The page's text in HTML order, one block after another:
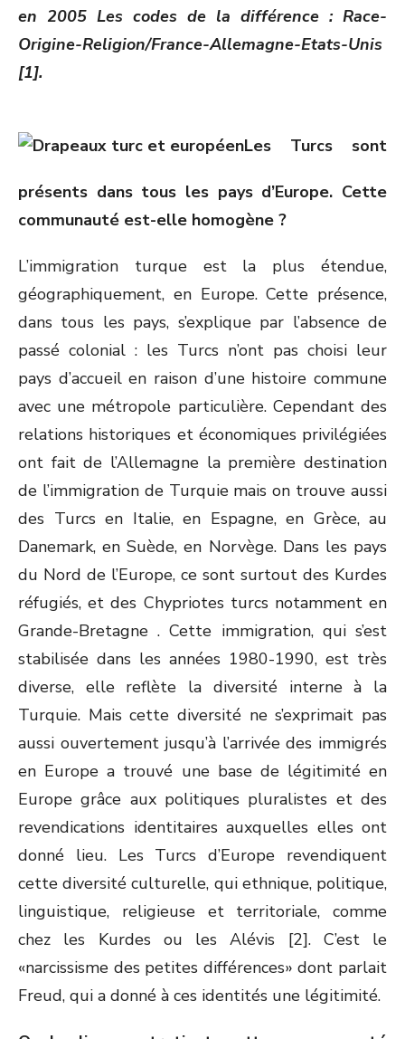
en 2005 Les codes de la différence : Race-
Origine-Religion/France-Allemagne-Etats-Unis
[1].
Les Turcs sont
présents dans tous les pays d’Europe. Cette
communauté est-elle homogène ?
L’immigration turque est la plus étendue,
géographiquement, en Europe. Cette présence,
dans tous les pays, s’explique par l’absence de
passé colonial : les Turcs n’ont pas choisi leur
pays d’accueil en raison d’une histoire commune
avec une métropole particulière. Cependant des
relations historiques et économiques privilégiées
ont fait de l’Allemagne la première destination
de l’immigration de Turquie mais on trouve aussi
des Turcs en Italie, en Espagne, en Grèce, au
Danemark, en Suède, en Norvège. Dans les pays
du Nord de l’Europe, ce sont surtout des Kurdes
réfugiés, et des Chypriotes turcs notamment en
Grande-Bretagne . Cette immigration, qui s’est
stabilisée dans les années 1980-1990, est très
diverse, elle reflète la diversité interne à la
Turquie. Mais cette diversité ne s’exprimait pas
aussi ouvertement jusqu’à l’arrivée des immigrés
en Europe a trouvé une base de légitimité en
Europe grâce aux politiques pluralistes et des
revendications identitaires auxquelles elles ont
donné lieu. Les Turcs d’Europe revendiquent
cette diversité culturelle, qui ethnique, politique,
linguistique, religieuse et territoriale, comme
chez les Kurdes ou les Alévis [2]. C’est le
«narcissisme des petites différences» dont parlait
Freud, qui a donné à ces identités une légitimité.